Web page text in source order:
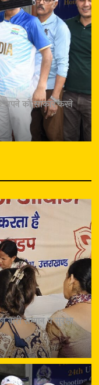
सपने को साकार करने
नारी सम्मान व सुरक्षा